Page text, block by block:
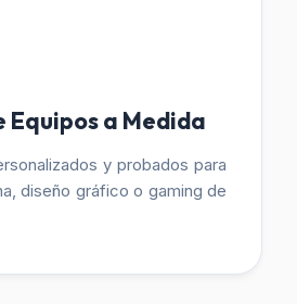
Equipos a Medida
y probados para
diseño gráfico o gaming de